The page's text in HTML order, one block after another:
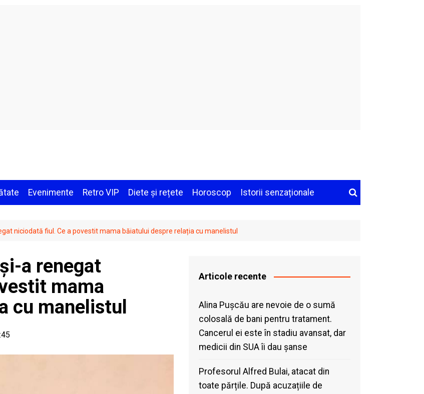
Evenimente Retro VIP Diete și rețete Horoscop Istorii senzaționale
niciodată fiul. Ce a povestit mama băiatului despre relația cu manelistul
a renegat
mama
cu manelistul
Articole recente
Alina Pușcău are nevoie de o sumă
colosală de bani pentru tratament.
Cancerul ei este în stadiu avansat, dar
medicii din SUA îi dau șanse
Profesorul Alfred Bulai, atacat din
toate părțile. După acuzațiile de